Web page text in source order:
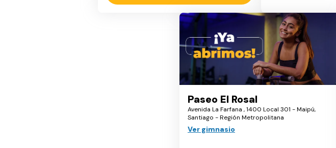
Paseo El Rosal
Avenida La Farfana , 1400 Local 301 - Maipú,
Santiago - Región Metropolitana
Ver gimnasio